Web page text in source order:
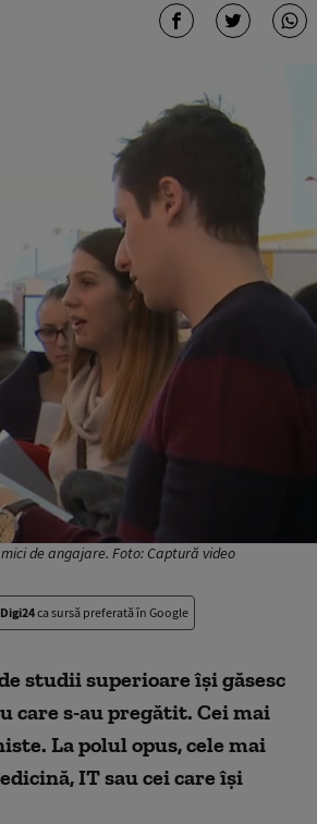
de angajare. Foto: Captură video
Digi24ca sursă preferată în Google
studii superioare își găsesc
care s-au pregătit. Cei mai
La polul opus, cele mai
IT sau cei care își